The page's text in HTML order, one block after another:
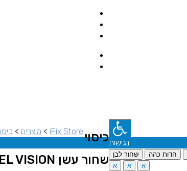
iFix Store
> מוצרים >
כיסוי
שחור עשן IPHONE X/XS – PATCHWORKS LEVEL VISION
נגישות
שחור לבן חדות כהה
א
א א